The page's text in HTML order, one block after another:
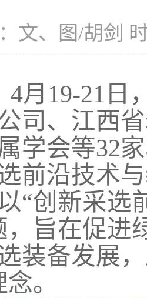
文、图/胡剑
4月19-21日
司、江西
学会等32
前沿技术
“创新采选
，
旨在促进
装备发展
。